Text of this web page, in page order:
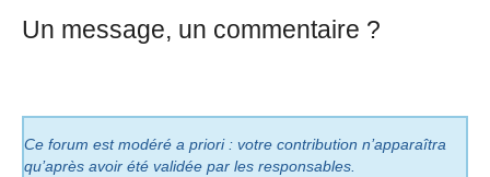
Un message, un commentaire ?
Ce forum est modéré a priori : votre contribution n’apparaîtra
qu’après avoir été validée par les responsables.